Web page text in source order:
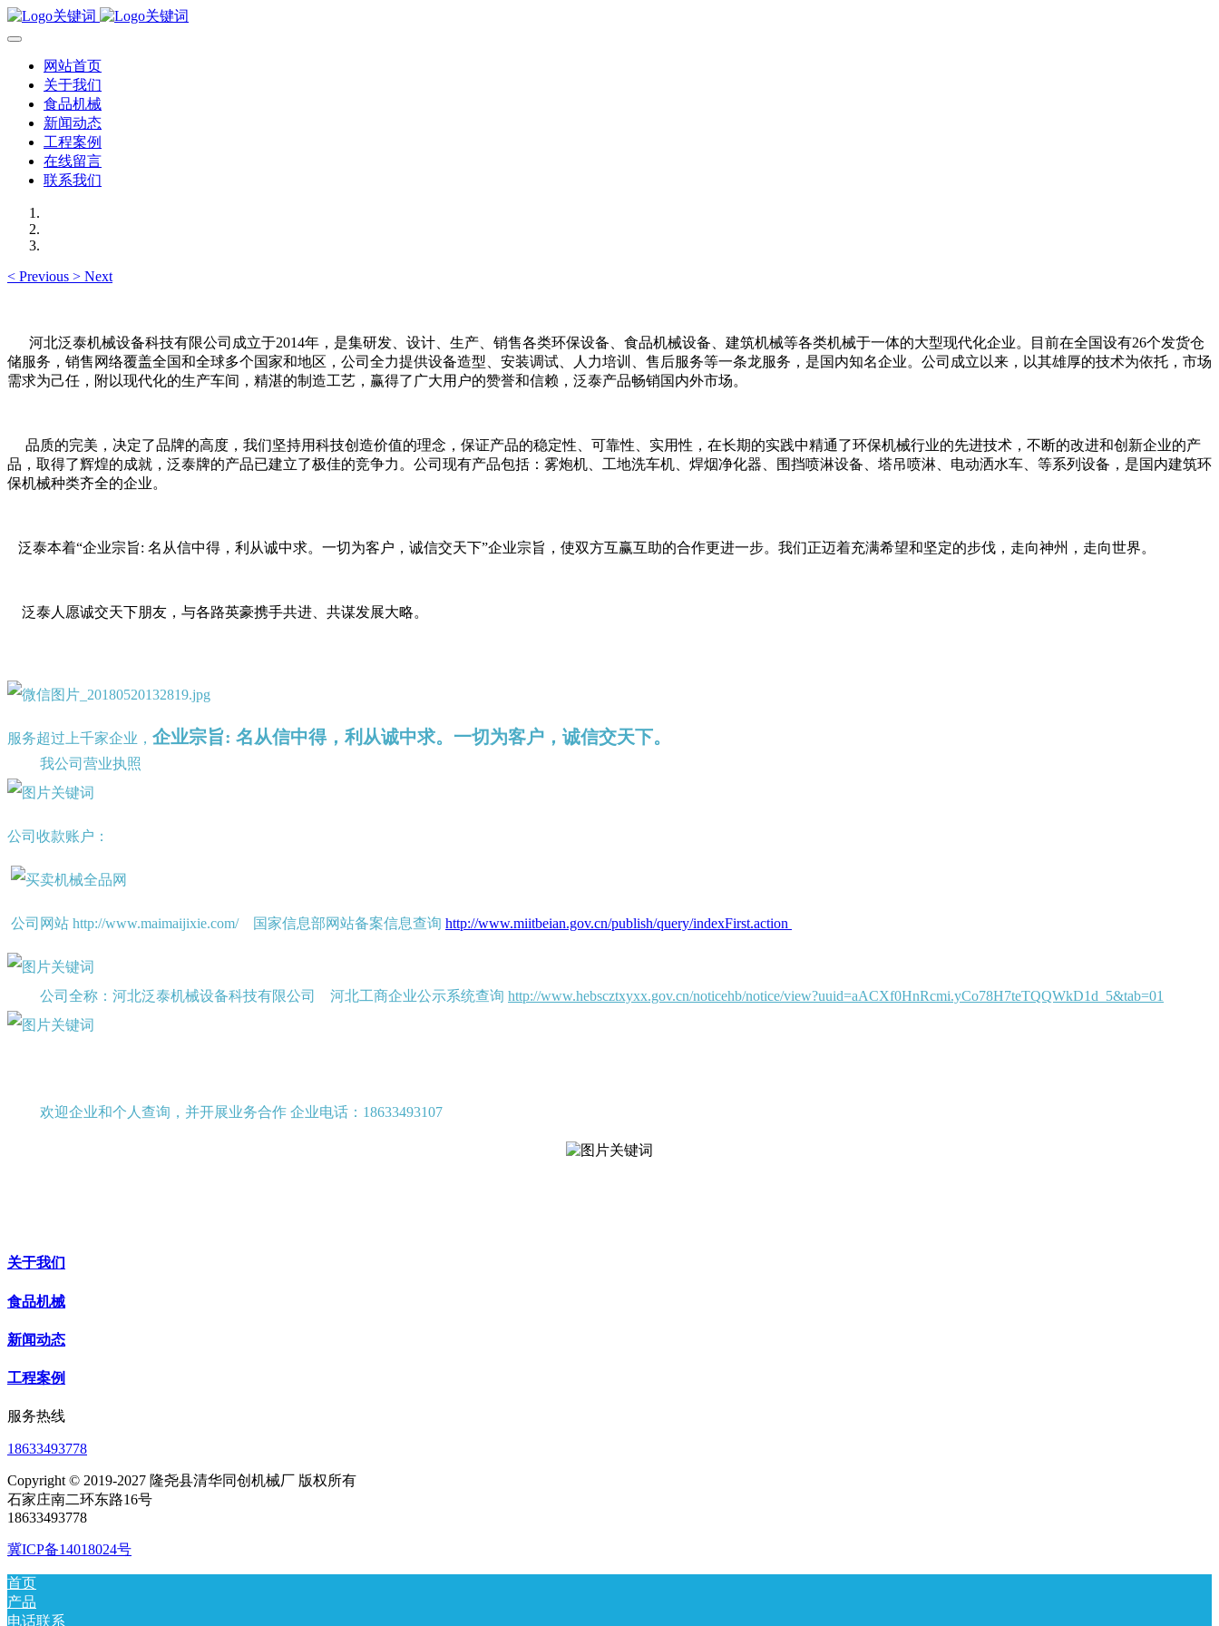
网站首页
关于我们
食品机械
新闻动态
工程案例
在线留言
联系我们
< Previous > Next
河北泛泰机械设备科技有限公司成立于2014年，是集研发、设计、生产、销售各类环保设备、食品机械设备、建筑机械等各类机械于一体的大型现代化企业。目前在全国设有26个发货仓
储服务，销售网络覆盖全国和全球多个国家和地区，公司全力提供设备造型、安装调试、人力培训、售后服务等一条龙服务，是国内知名企业。公司成立以来，以其雄厚的技术为依托，市场
需求为己任，附以现代化的生产车间，精湛的制造工艺，赢得了广大用户的赞誉和信赖，泛泰产品畅销国内外市场。
品质的完美，决定了品牌的高度，我们坚持用科技创造价值的理念，保证产品的稳定性、可靠性、实用性，在长期的实践中精通了环保机械行业的先进技术，不断的改进和创新企业的产
品，取得了辉煌的成就，泛泰牌的产品已建立了极佳的竞争力。公司现有产品包括：雾炮机、工地洗车机、焊烟净化器、围挡喷淋设备、塔吊喷淋、电动洒水车、等系列设备，是国内建筑环
保机械种类齐全的企业。
泛泰本着“企业宗旨: 名从信中得，利从诚中求。一切为客户，诚信交天下”企业宗旨，使双方互赢互助的合作更进一步。我们正迈着充满希望和坚定的步伐，走向神州，走向世界。
泛泰人愿诚交天下朋友，与各路英豪携手共进、共谋发展大略。
服务超过上千家企业， 企业宗旨: 名从信中得，利从诚中求。一切为客户，诚信交天下。
我公司营业执照
公司收款账户：
公司网站 http://www.maimaijixie.com/ 国家信息部网站备案信息查询 http://www.miitbeian.gov.cn/publish/query/indexFirst.action
公司全称：河北泛泰机械设备科技有限公司 河北工商企业公示系统查询 http://www.hebscztxyxx.gov.cn/noticehb/notice/view?uuid=aACXf0HnRcmi.yCo78H7teTQQWkD1d_5&tab=01
欢迎企业和个人查询，并开展业务合作 企业电话：18633493107
关于我们
食品机械
新闻动态
工程案例
服务热线
18633493778
Copyright © 2019-2027 隆尧县清华同创机械厂 版权所有
石家庄南二环东路16号
18633493778
冀ICP备14018024号
首页
产品
电话联系